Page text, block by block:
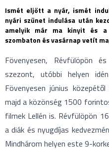
Ismét eljött a nyár, ismét
nyári szünet indulása után
amelyik már ma kinyit és a
szombaton és vasárnap vetít
Fövenyesen, Révfülöpön
szezont, utóbbi helyen
Fövenyesen június
majd a közönség 1500
filmek Lellén is. Révfülöpön
a diák és nyugdíjas
Mindhárom helyen este 9-